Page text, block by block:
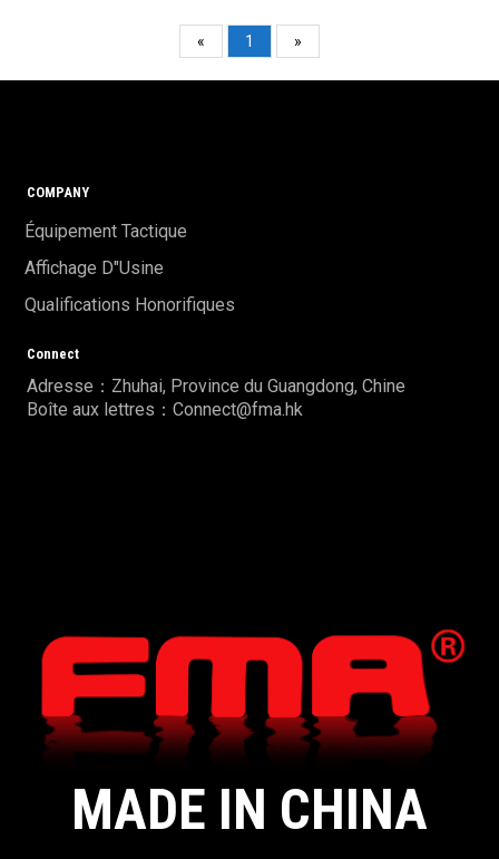
« 1 »
MADE IN CHINA
COMPANY
Équipement Tactique
Affichage D"usine
Qualifications Honorifiques
Connect
Adresse：Zhuhai, Province du Guangdong, Chine
Boîte aux lettres：Connect@fma.hk